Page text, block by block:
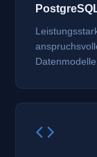
Datenmodelle.